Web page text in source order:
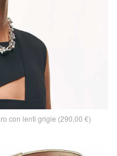
con lenti grigie (290,00 €)